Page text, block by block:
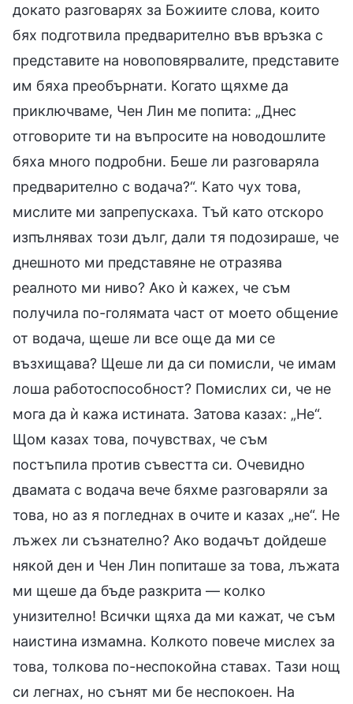
докато разговарях за Божиите слова, които
бях подготвила предварително във връзка с
представите на новоповярвалите, представите
им бяха преобърнати. Когато щяхме да
приключваме, Чен Лин ме попита: „Днес
отговорите ти на въпросите на новодошлите
бяха много подробни. Беше ли разговаряла
предварително с водача?“. Като чух това,
мислите ми запрепускаха. Тъй като отскоро
изпълнявах този дълг, дали тя подозираше, че
днешното ми представяне не отразява
реалното ми ниво? Ако ѝ кажех, че съм
получила по-голямата част от моето общение
от водача, щеше ли все още да ми се
възхищава? Щеше ли да си помисли, че имам
лоша работоспособност? Помислих си, че не
мога да ѝ кажа истината. Затова казах: „Не“.
Щом казах това, почувствах, че съм
постъпила против съвестта си. Очевидно
двамата с водача вече бяхме разговаряли за
това, но аз я погледнах в очите и казах „не“. Не
лъжех ли съзнателно? Ако водачът дойдеше
някой ден и Чен Лин попиташе за това, лъжата
ми щеше да бъде разкрита — колко
унизително! Всички щяха да ми кажат, че съм
наистина измамна. Колкото повече мислех за
това, толкова по-неспокойна ставах. Тази нощ
си легнах, но сънят ми бе неспокоен. На